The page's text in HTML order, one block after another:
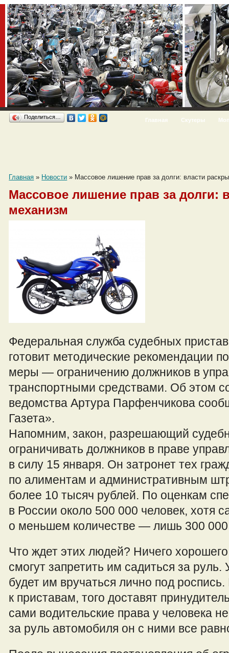
Скутеры
Главная
Поделиться…
Главная » Новости » Массовое лишение прав за долги: власти
Массовое лишение прав за долги:
механизм
Федеральная служба судебных
готовит методические рекомендации
меры — ограничению должников в
транспортными средствами. Об этом
ведомства Артура Парфенчикова
Газета».
Напомним, закон, разрешающий
ограничивать должников в праве
в силу 15 января. Он затронет тех
по алиментам и административным
более 10 тысяч рублей. По оценкам
в России около 500 000 человек, хотя
о меньшем количестве — лишь 300 000
Что ждет этих людей? Ничего
смогут запретить им садиться за
будет им вручаться лично под
к приставам, того доставят
сами водительские права у человека
за руль автомобиля он с ними все